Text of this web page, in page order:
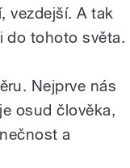
vezdejší. A tak
do tohoto světa.
Nejprve nás
osud člověka,
a